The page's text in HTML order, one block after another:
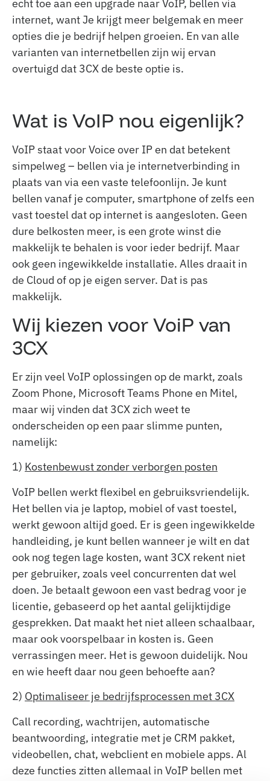
echt toe aan een upgrade naar VoIP, bellen via
internet, want Je krijgt meer belgemak en meer
opties die je bedrijf helpen groeien. En van alle
varianten van internetbellen zijn wij ervan
overtuigd dat 3CX de beste optie is.
Wat is VoIP nou eigenlijk?
VoIP staat voor Voice over IP en dat betekent
simpelweg – bellen via je internetverbinding in
plaats van via een vaste telefoonlijn. Je kunt
bellen vanaf je computer, smartphone of zelfs een
vast toestel dat op internet is aangesloten. Geen
dure belkosten meer, is een grote winst die
makkelijk te behalen is voor ieder bedrijf. Maar
ook geen ingewikkelde installatie. Alles draait in
de Cloud of op je eigen server. Dat is pas
makkelijk.
Wij kiezen voor VoiP van
3CX
Er zijn veel VoIP oplossingen op de markt, zoals
Zoom Phone, Microsoft Teams Phone en Mitel,
maar wij vinden dat 3CX zich weet te
onderscheiden op een paar slimme punten,
namelijk:
1) Kostenbewust zonder verborgen posten
VoIP bellen werkt flexibel en gebruiksvriendelijk.
Het bellen via je laptop, mobiel of vast toestel,
werkt gewoon altijd goed. Er is geen ingewikkelde
handleiding, je kunt bellen wanneer je wilt en dat
ook nog tegen lage kosten, want 3CX rekent niet
per gebruiker, zoals veel concurrenten dat wel
doen. Je betaalt gewoon een vast bedrag voor je
licentie, gebaseerd op het aantal gelijktijdige
gesprekken. Dat maakt het niet alleen schaalbaar,
maar ook voorspelbaar in kosten is. Geen
verrassingen meer. Het is gewoon duidelijk. Nou
en wie heeft daar nou geen behoefte aan?
2) Optimaliseer je bedrijfsprocessen met 3CX
Call recording, wachtrijen, automatische
beantwoording, integratie met je CRM pakket,
videobellen, chat, webclient en mobiele apps. Al
deze functies zitten allemaal in VoIP bellen met